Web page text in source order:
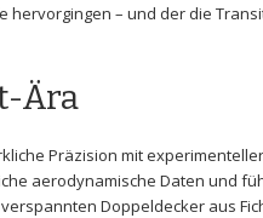
hervorgingen – und der die
Ära
⁢Präzision⁣ mit
aerodynamische ​Daten und​
Doppeldecker aus